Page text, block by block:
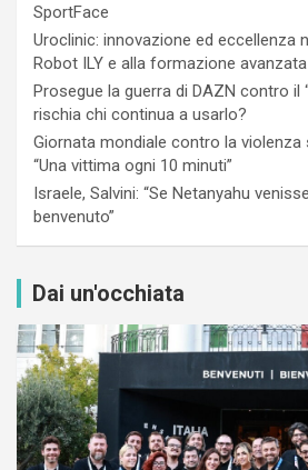
SportFace
Uroclinic: innovazione ed eccellenza
Robot ILY e alla formazione avanzata
Prosegue la guerra di DAZN contro il
rischia chi continua a usarlo?
Giornata mondiale contro la violenza
“Una vittima ogni 10 minuti”
Israele, Salvini: “Se Netanyahu
benvenuto”
Dai un'occhiata